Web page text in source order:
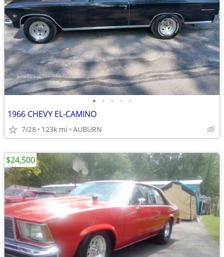
• • • • •
1966 CHEVY EL-CAMINO
7/28 123k mi AUBURN
$24,500